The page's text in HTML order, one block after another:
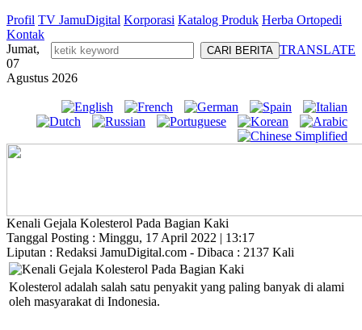
Profil TV JamuDigital Korporasi Katalog Produk Herba Ortopedi
Kontak
TRANSLATE
Jumat,
07
Agustus 2026
Kenali Gejala Kolesterol Pada Bagian Kaki
Tanggal Posting : Minggu, 17 April 2022 | 13:17
Liputan : Redaksi JamuDigital.com - Dibaca : 2137 Kali
Kolesterol adalah salah satu penyakit yang paling banyak di alami
oleh masyarakat di Indonesia.